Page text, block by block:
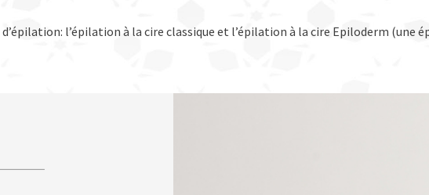
l’épilation à la cire classique et l’épilation à la cire Epiloderm (une